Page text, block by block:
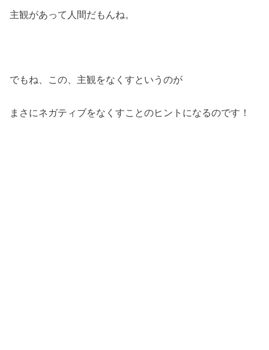
主観があって人間だもんね。
でもね、この、主観をなくすというのが
まさにネガティブをなくすことのヒントになるのです！